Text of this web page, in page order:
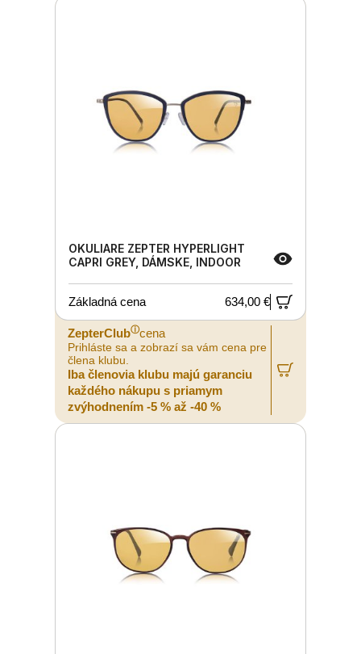
OKULIARE ZEPTER HYPERLIGHT
CAPRI GREY, DÁMSKE, INDOOR
Základná cena 634,00 €
ZepterClubⓘcena
Prihláste sa a zobrazí sa vám cena pre
člena klubu.
Iba členovia klubu majú garanciu
každého nákupu s priamym
zvýhodnením -5 % až -40 %